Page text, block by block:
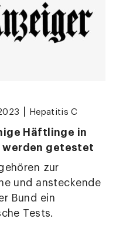
Hepatitis C
Häftlinge in
getestet
zur
und ansteckende
Bund ein
Tests.